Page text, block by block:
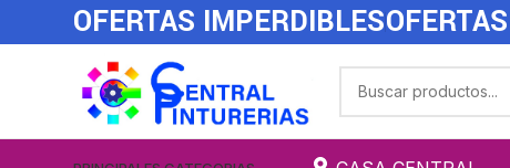
OFERTAS IMPERDIBLES